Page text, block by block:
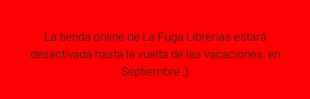
La tienda online de La Fuga Librerias estará
desactivada hasta la vuelta de las vacaciones, en
Septiembre ;)